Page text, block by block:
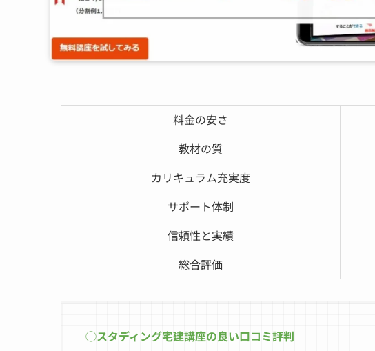
料金の安さ
教材の質
カリキュラム充実度
サポート体制
信頼性と実績
総合評価
◯スタディング宅建講座の良い口コミ評判